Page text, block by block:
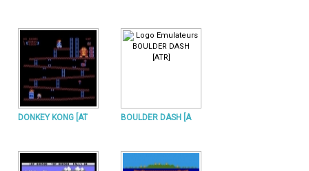
DONKEY KONG [AT BOULDER DASH [A